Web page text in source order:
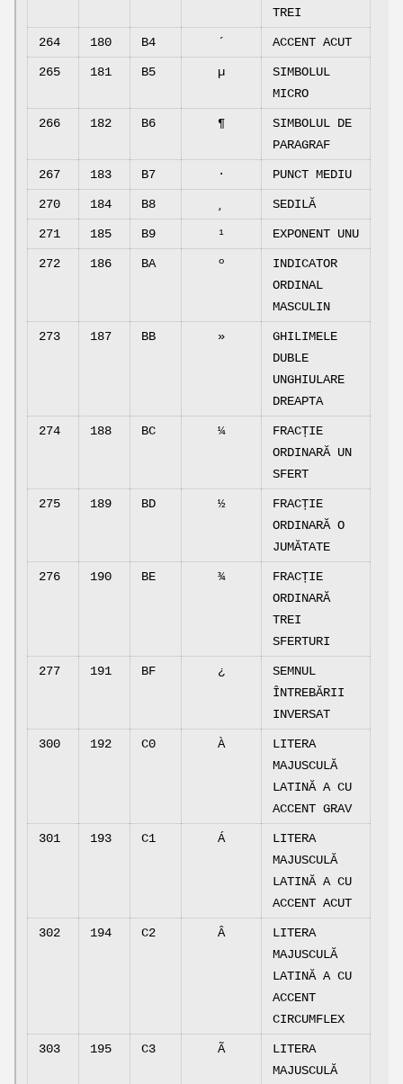
TREI
264 180 B4 ´ ACCENT ACUT
265 181 B5 µ
SIMBOLUL
MICRO
266 182 B6 ¶
SIMBOLUL DE
PARAGRAF
267 183 B7 · PUNCT MEDIU
270 184 B8 SEDILĂ
271 185 B9 ¹ EXPONENT UNU
272 186 BA º
INDICATOR
ORDINAL
MASCULIN
273 187 BB »
GHILIMELE
DUBLE
UNGHIULARE
DREAPTA
274 188 BC ¼
FRACȚIE
ORDINARĂ UN
SFERT
275 189 BD ½
FRACȚIE
ORDINARĂ O
JUMĂTATE
276 190 BE ¾
FRACȚIE
ORDINARĂ
TREI
SFERTURI
277 191 BF ¿
SEMNUL
ÎNTREBĂRII
INVERSAT
300 192 C0 À
LITERA
MAJUSCULĂ
LATINĂ A CU
ACCENT GRAV
301 193 C1 Á
LITERA
MAJUSCULĂ
LATINĂ A CU
ACCENT ACUT
302 194 C2 Â
LITERA
MAJUSCULĂ
LATINĂ A CU
ACCENT
CIRCUMFLEX
303 195 C3 Ã
LITERA
MAJUSCULĂ